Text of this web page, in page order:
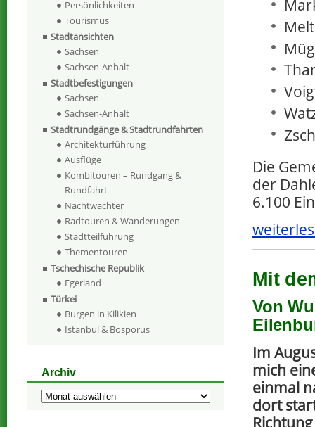
Die
der
6.100
Mit
Von
Im
mich
einmal
dort
Persönlichkeiten
Tourismus
Stadtansichten
Sachsen
Sachsen-Anhalt
Stadtbefestigungen
Sachsen
Sachsen-Anhalt
Stadtrundgänge & Stadtrundfahrten
Architekturführung
Ausflüge
Kombitouren – Rundgang &
Rundfahrt
Nachtwächter
Radtouren & Wanderungen
Stadtteilführung
Thementouren
Tschechische Republik
Egerland
Türkei
Burgen in Kilikien
Istanbul & Bosporus
Archiv
Archiv